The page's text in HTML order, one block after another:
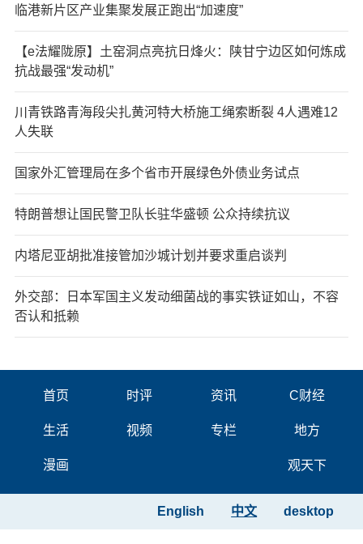
临港新片区产业集聚发展正跑出“加速度”
【e法耀陇原】土窑洞点亮抗日烽火：陕甘宁边区如何炼成
抗战最强“发动机”
川青铁路青海段尖扎黄河特大桥施工绳索断裂 4人遇难12
人失联
国家外汇管理局在多个省市开展绿色外债业务试点
特朗普想让国民警卫队长驻华盛顿 公众持续抗议
内塔尼亚胡批准接管加沙城计划并要求重启谈判
外交部：日本军国主义发动细菌战的事实铁证如山，不容
否认和抵赖
首页 时评 资讯 C财经
生活 视频 专栏 地方
漫画 观天下
desktop
中文
English